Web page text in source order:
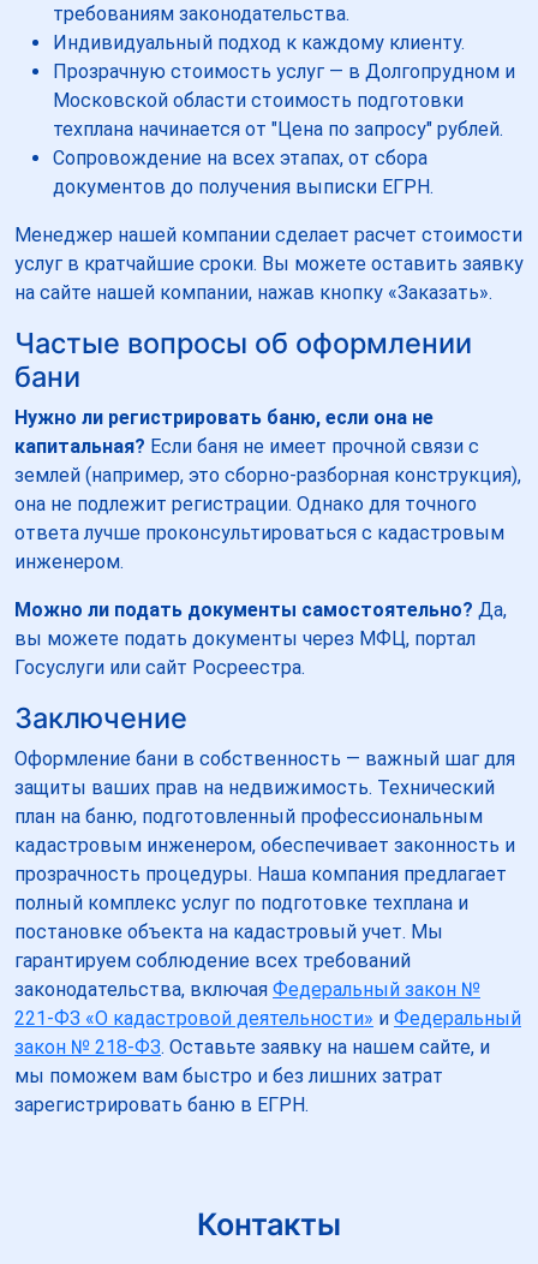
требованиям законодательства.
Индивидуальный подход к каждому клиенту.
Прозрачную стоимость услуг — в Долгопрудном и
Московской области стоимость подготовки
техплана начинается от "Цена по запросу" рублей.
Сопровождение на всех этапах, от сбора
документов до получения выписки ЕГРН.
Менеджер нашей компании сделает расчет стоимости
услуг в кратчайшие сроки. Вы можете оставить заявку
на сайте нашей компании, нажав кнопку «Заказать».
Частые вопросы об оформлении
бани
Нужно ли регистрировать баню, если она не
капитальная? Если баня не имеет прочной связи с
землей (например, это сборно-разборная конструкция),
она не подлежит регистрации. Однако для точного
ответа лучше проконсультироваться с кадастровым
инженером.
Можно ли подать документы самостоятельно? Да,
вы можете подать документы через МФЦ, портал
Госуслуги или сайт Росреестра.
Заключение
Оформление бани в собственность — важный шаг для
защиты ваших прав на недвижимость. Технический
план на баню, подготовленный профессиональным
кадастровым инженером, обеспечивает законность и
прозрачность процедуры. Наша компания предлагает
полный комплекс услуг по подготовке техплана и
постановке объекта на кадастровый учет. Мы
гарантируем соблюдение всех требований
законодательства, включая Федеральный закон №
221-ФЗ «О кадастровой деятельности» и Федеральный
закон № 218-ФЗ. Оставьте заявку на нашем сайте, и
мы поможем вам быстро и без лишних затрат
зарегистрировать баню в ЕГРН.
Контакты